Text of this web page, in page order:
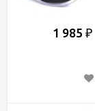
1 985 ₽